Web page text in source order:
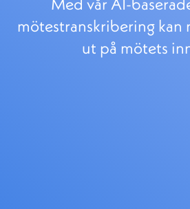
mötestranskribering kan
ut på mötets